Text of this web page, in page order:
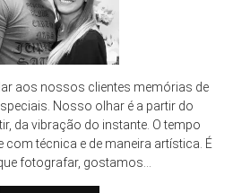
aos nossos clientes memórias de
Nosso olhar é a partir do
da vibração do instante. O tempo
com técnica e de maneira artística. É
fotografar, gostamos...